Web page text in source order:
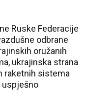
Ruske Federacije
odbrane
oružanih
ukrajinska strana
raketnih sistema
uspješno